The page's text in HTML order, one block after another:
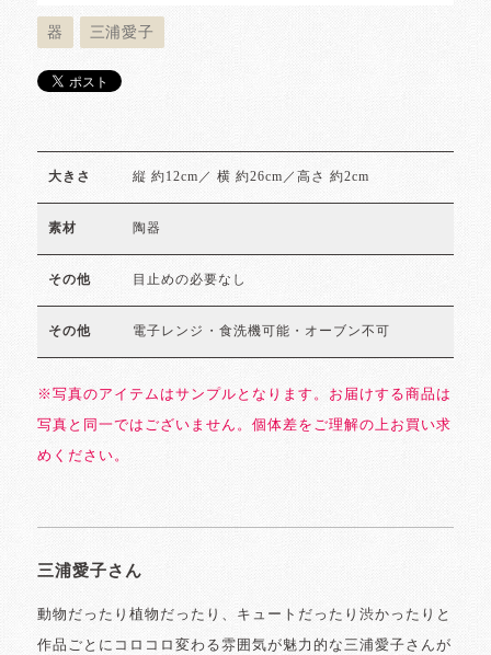
器 三浦愛子
大きさ 縦 約12cm／ 横 約26cm／高さ 約2cm
素材 陶器
その他 目止めの必要なし
その他 電子レンジ・食洗機可能・オーブン不可
※写真のアイテムはサンプルとなります。お届けする商品は
写真と同一ではございません。個体差をご理解の上お買い求
めください。
三浦愛子さん
動物だったり植物だったり、キュートだったり渋かったりと
作品ごとにコロコロ変わる雰囲気が魅力的な三浦愛子さんが